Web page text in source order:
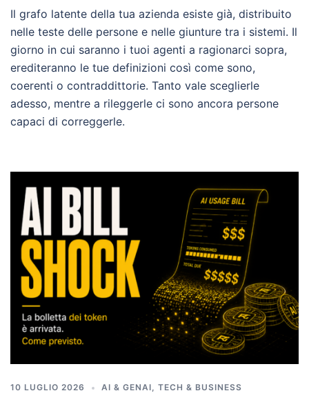
Il grafo latente della tua azienda esiste già, distribuito
nelle teste delle persone e nelle giunture tra i sistemi. Il
giorno in cui saranno i tuoi agenti a ragionarci sopra,
erediteranno le tue definizioni così come sono,
coerenti o contraddittorie. Tanto vale sceglierle
adesso, mentre a rileggerle ci sono ancora persone
capaci di correggerle.
10 LUGLIO 2026 AI & GENAI TECH & BUSINESS